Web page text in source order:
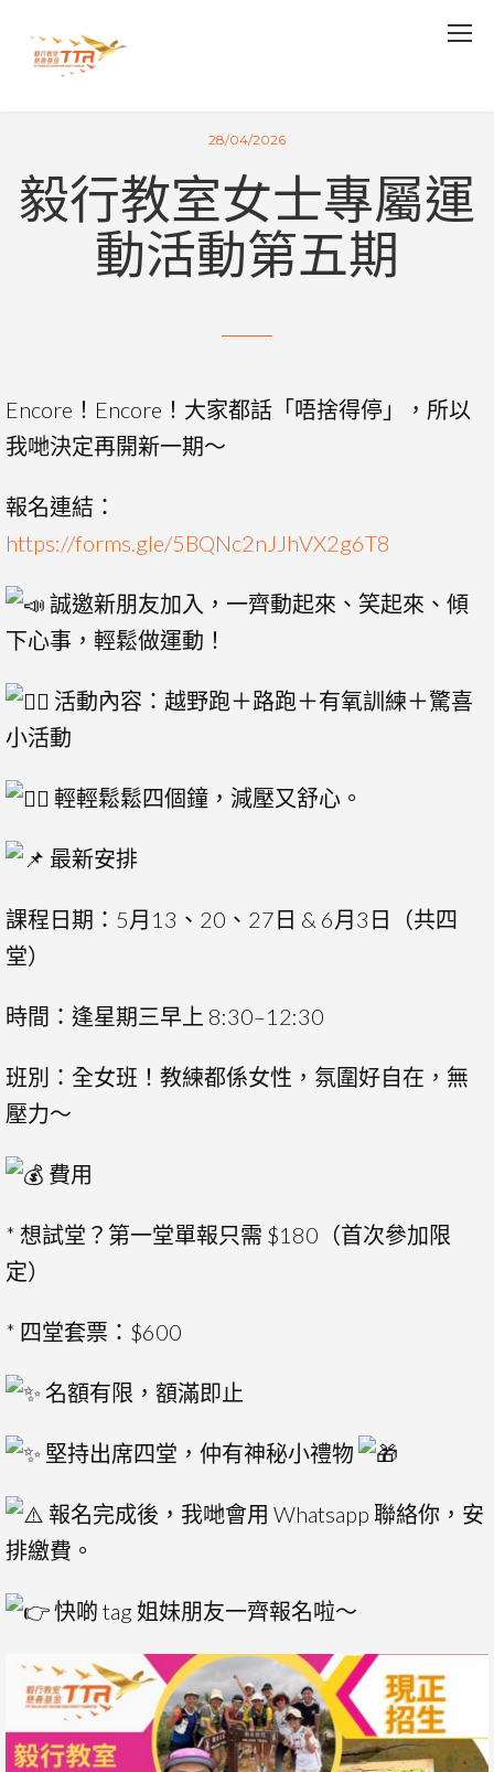
28/04/2026
毅行教室女士專屬運
動活動第五期
Encore！Encore！大家都話「唔捨得停」，所以
我哋決定再開新一期～
報名連結：
https://forms.gle/5BQNc2nJJhVX2g6T8
誠邀新朋友加入，一齊動起來、笑起來、傾
下心事，輕鬆做運動！
活動內容：越野跑＋路跑＋有氧訓練＋驚喜
小活動
輕輕鬆鬆四個鐘，減壓又舒心。
最新安排
課程日期：5月13、20、27日 & 6月3日（共四
堂）
時間：逢星期三早上 8:30–12:30
班別：全女班！教練都係女性，氛圍好自在，無
壓力～
費用
* 想試堂？第一堂單報只需 $180（首次參加限
定）
* 四堂套票：$600
名額有限，額滿即止
堅持出席四堂，仲有神秘小禮物
報名完成後，我哋會用 Whatsapp 聯絡你，安
排繳費。
快啲 tag 姐妹朋友一齊報名啦～